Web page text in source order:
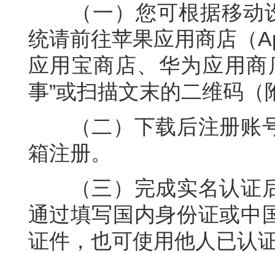
（一）您可根据移
统请前往苹果应用商店（
应用宝商店、华为应用
事”或扫描文末的二维码（
（二）下载后注册
箱注册。
（三）完成实名认
通过填写国内身份证或中
证件，也可使用他人已认